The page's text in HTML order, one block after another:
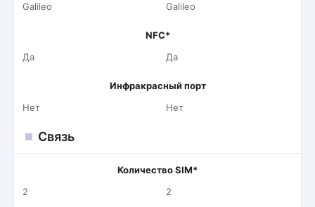
Galileo
Galileo
NFC*
Да
Да
Инфракрасный порт
Нет
Нет
Связь
Количество SIM*
2
2